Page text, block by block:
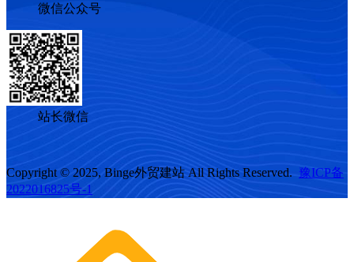
微信公众号
站长微信
Copyright © 2025, Binge外贸建站 All Rights Reserved. 豫ICP备
2022016825号-1